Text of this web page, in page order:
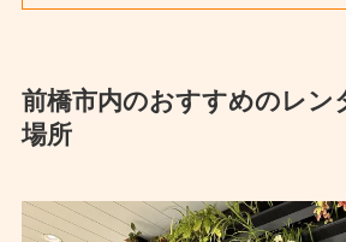
前橋市内のおすすめのレン
場所